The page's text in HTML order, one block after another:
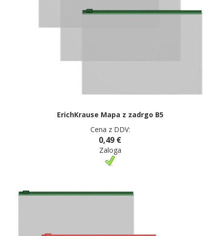
ErichKrause Mapa z zadrgo B5
Cena z DDV:
0,49 €
Zaloga